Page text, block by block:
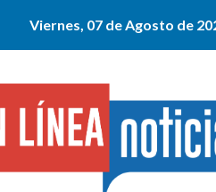
Viernes, 07 de Agosto de